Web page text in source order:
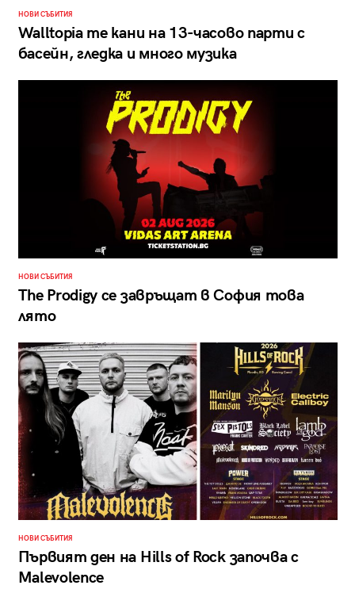
НОВИ СЪБИТИЯ
Walltopia те кани на 13-часово парти с
басейн, гледка и много музика
НОВИ СЪБИТИЯ
The Prodigy се завръщат в София това
лято
НОВИ СЪБИТИЯ
Първият ден на Hills of Rock започва с
Malevolence